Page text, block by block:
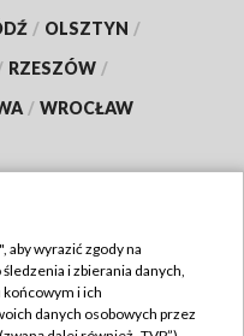
/ OLSZTYN /
RZESZÓW /
/ WROCŁAW
TVP
aby wyrazić zgody na
i zbierania danych,
i ich
danych osobowych przez